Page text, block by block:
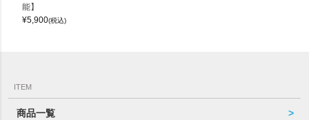
能】
¥5,900(税込)
ITEM
商品一覧